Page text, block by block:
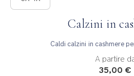
Calzini in
Caldi calzini in cashmere
A partire
35,00 €